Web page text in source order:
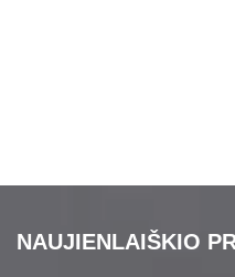
NAUJIENLAIŠKIO